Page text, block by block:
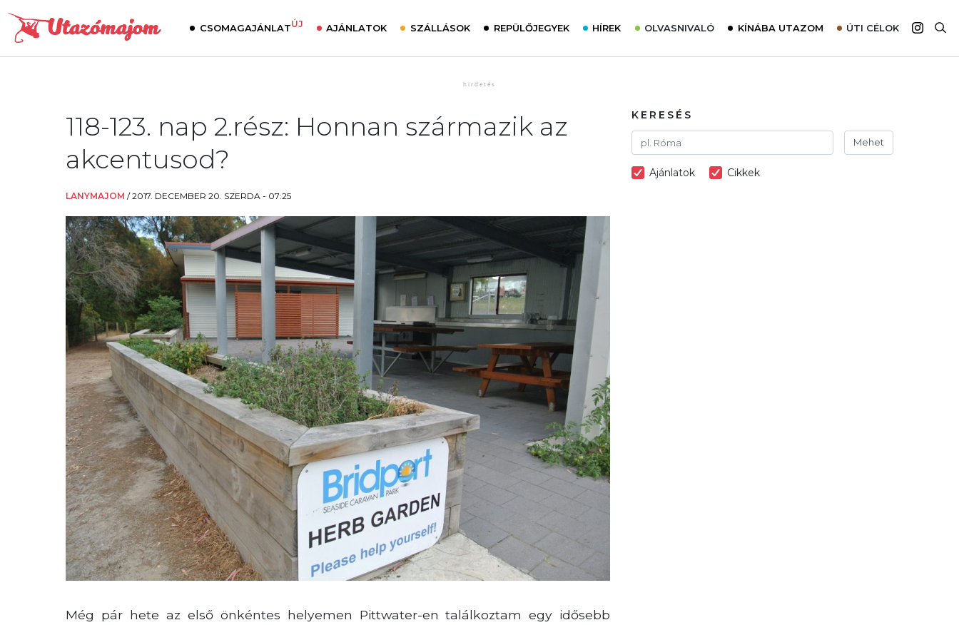
CSOMAGAJÁNLATÚJ AJÁNLATOK SZÁLLÁSOK REPÜLŐJEGYEK HÍREK OLVASNIVALÓ
Interjú
Élménybeszámolók
KÍNÁBA UTAZOM ÚTI CÉLOK
Ausztrália
118-123. nap 2.rész: Honnan származik az
akcentusod?
LANYMAJOM /2017. DECEMBER 20. SZERDA - 07:25
Még pár hete az első önkéntes helyemen Pittwater-en találkoztam egy idősebb
KERESÉS
Mehet
Ajánlatok Cikkek